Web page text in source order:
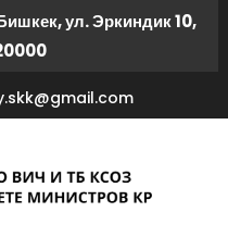
ул. Эркиндик 10,